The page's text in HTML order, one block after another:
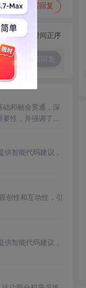
写回复
切换为时间正序
和融会贯通，深
性，并强调了在
智能代码建议，
创性和互动性，引
智能代码建议，